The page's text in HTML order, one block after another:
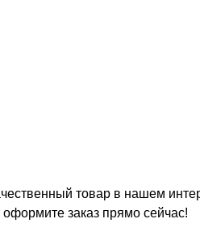
товар в нашем
заказ прямо сейчас!